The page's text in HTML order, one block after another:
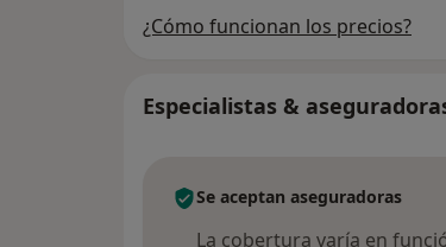
¿Cómo funcionan los precios?
Especialistas &
Se aceptan aseguradoras
La cobertura varía en